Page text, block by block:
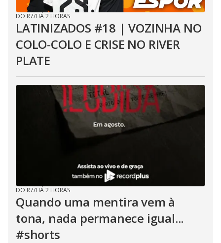
DO R7/HÁ 2 HORAS
LATINIZADOS #18 | VOZINHA NO
COLO-COLO E CRISE NO RIVER
PLATE
DO R7/HÁ 2 HORAS
Quando uma mentira vem à
tona, nada permanece igual...
#shorts